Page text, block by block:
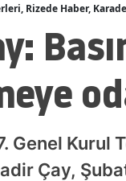
başlattı.
Rizede Haber,
Kurul
Çay,